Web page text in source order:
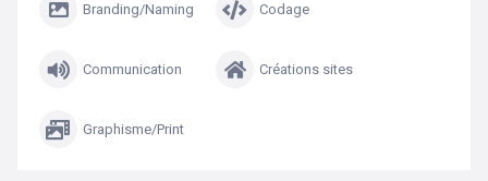
Branding/Naming Codage
Communication Créations sites
Graphisme/Print